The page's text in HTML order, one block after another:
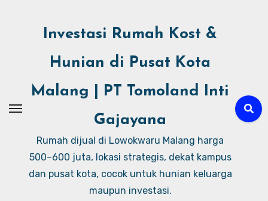
Investasi Rumah Kost &
Hunian di Pusat Kota
Malang | PT Tomoland Inti
Gajayana
Rumah dijual di Lowokwaru Malang harga
500–600 juta, lokasi strategis, dekat kampus
dan pusat kota, cocok untuk hunian keluarga
maupun investasi.